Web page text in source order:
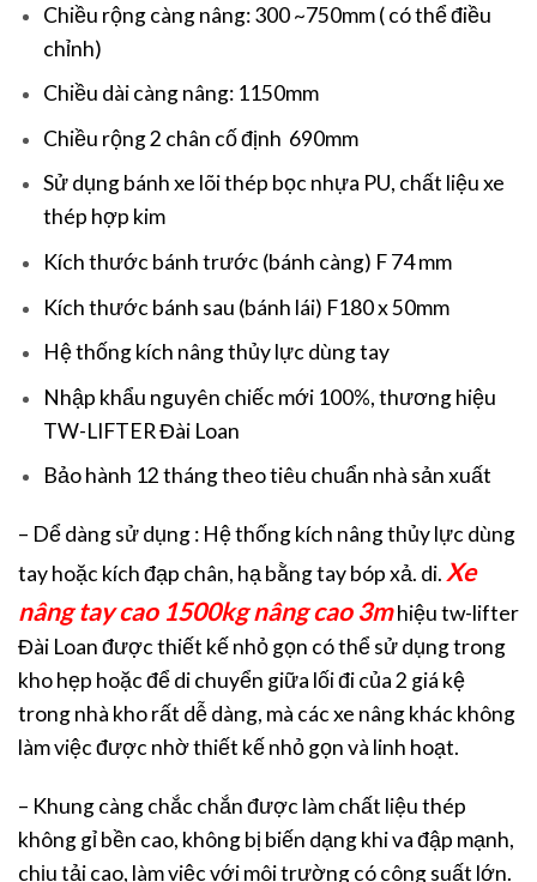
Chiều rộng càng nâng: 300 ~750mm ( có thể điều
chỉnh)
Chiều dài càng nâng: 1150mm
Chiều rộng 2 chân cố định 690mm
Sử dụng bánh xe lõi thép bọc nhựa PU, chất liệu xe
thép hợp kim
Kích thước bánh trước (bánh càng) F 74 mm
Kích thước bánh sau (bánh lái) F180 x 50mm
Hệ thống kích nâng thủy lực dùng tay
Nhập khẩu nguyên chiếc mới 100%, thương hiệu
TW-LIFTER Đài Loan
Bảo hành 12 tháng theo tiêu chuẩn nhà sản xuất
– Dể dàng sử dụng : Hệ thống kích nâng thủy lực dùng
tay hoặc kích đạp chân, hạ bằng tay bóp xả. di. Xe
nâng tay cao 1500kg nâng cao 3mhiệu tw-lifter
Đài Loan được thiết kế nhỏ gọn có thể sử dụng trong
kho hẹp hoặc để di chuyển giữa lối đi của 2 giá kệ
trong nhà kho rất dễ dàng, mà các xe nâng khác không
làm việc được nhờ thiết kế nhỏ gọn và linh hoạt.
– Khung càng chắc chắn được làm chất liệu thép
không gỉ bền cao, không bị biến dạng khi va đập mạnh,
chịu tải cao, làm việc với môi trường có công suất lớn.